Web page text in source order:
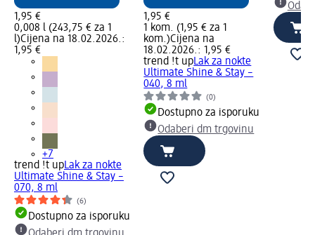
1,95 €
0,008 l (243,75 € za 1
l)Cijena na 18.02.2026.:
1,95 €
+7
trend !t upLak za nokte
Ultimate Shine & Stay –
070, 8 ml
(6)
Dostupno za isporuku
1,95 €
1 kom. (1,95 € za 1
kom.)Cijena na
18.02.2026.: 1,95 €
trend !t upLak za nokte
Ultimate Shine & Stay –
040, 8 ml
(0)
Dostupno za isporuku
Odaberi dm trgovinu